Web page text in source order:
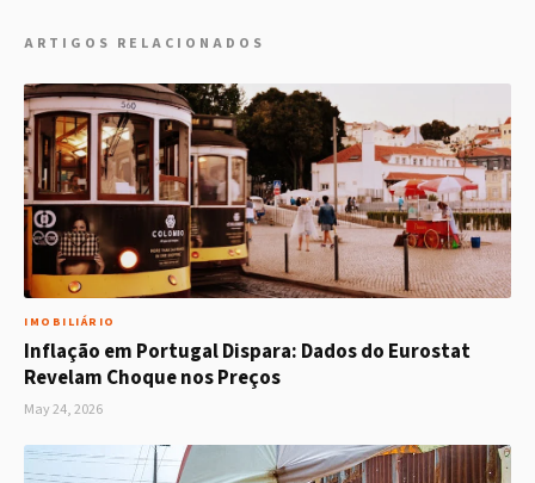
ARTIGOS RELACIONADOS
IMOBILIÁRIO
Inflação em Portugal Dispara: Dados do Eurostat
Revelam Choque nos Preços
May 24, 2026